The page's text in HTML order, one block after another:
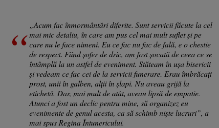
„Acum fac înmormântări diferite. Sunt servicii făcute la cel
mai mic detaliu, în care am pus cel mai mult suflet și pe
care nu le face nimeni. Eu ce fac nu fac de fală, e o chestie
de respect. Fiind șofer de dric, am fost șocată de ceea ce se
întâmplă la un astfel de eveniment. Stăteam în ușa bisericii
și vedeam ce fac cei de la servicii funerare. Erau îmbrăcați
prost, unii în galben, alții în șlapi. Nu aveau grijă la
etichetă. Dar, mai mult de atât, aveau lipsă de empatie.
Atunci a fost un declic pentru mine, să organizez eu
evenimente de genul acesta, ca să schimb niște lucruri”, a
mai spus Regina Întunericului.